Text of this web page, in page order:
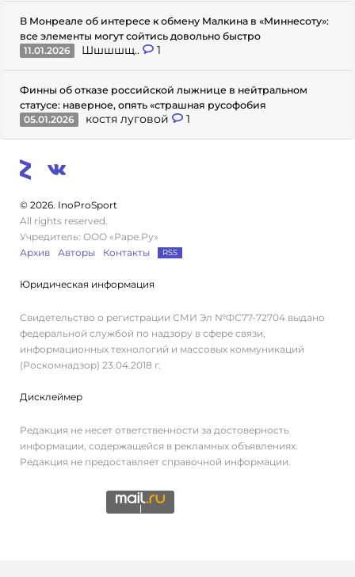
В Монреале об интересе к обмену Малкина в «Миннесоту»:
все элементы могут сойтись довольно быстро
11.01.2026
Шшшшщ.. 1
Финны об отказе российской лыжнице в нейтральном
статусе: наверное, опять «страшная русофобия
05.01.2026
костя луговой 1
© 2026. InoProSport
All rights reserved.
Учредитель: ООО «Раре.Ру»
Архив
Авторы Контакты RSS
Юридическая информация
Свидетельство о регистрации СМИ Эл №ФС77-72704 выдано
федеральной службой по надзору в сфере связи,
информационных технологий и массовых коммуникаций
(Роскомнадзор) 23.04.2018 г.
Дисклеймер
Редакция не несет ответственности за достоверность
информации, содержащейся в рекламных объявлениях.
Редакция не предоставляет справочной информации.